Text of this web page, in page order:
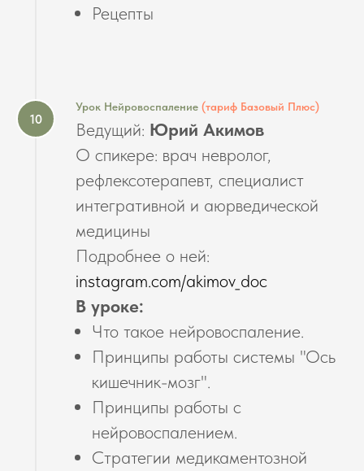
Рецепты
Урок Нейровоспаление (тариф Базовый Плюс)
Ведущий: Юрий Акимов
О спикере: врач невролог,
рефлексотерапевт, специалист
интегративной и аюрведической
медицины
Подробнее о ней:
instagram.com/akimov_doc
В уроке:
Что такое нейровоспаление.
Принципы работы системы "Ось
кишечник-мозг".
Принципы работы с
нейровоспалением.
Стратегии медикаментозной